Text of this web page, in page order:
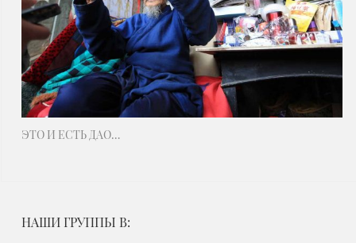
ЭТО И ЕСТЬ ДАО…
НАШИ ГРУППЫ В: